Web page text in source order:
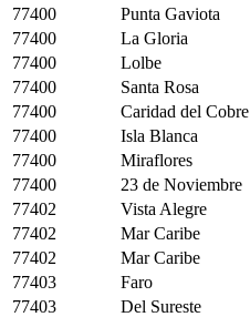
77400
Punta Gaviota
77400
La Gloria
77400
Lolbe
77400
Santa Rosa
77400
Caridad del Cobre
77400
Isla Blanca
77400
Miraflores
77400
23 de Noviembre
77402
Vista Alegre
77402
Mar Caribe
77402
Mar Caribe
77403
Faro
77403
Del Sureste